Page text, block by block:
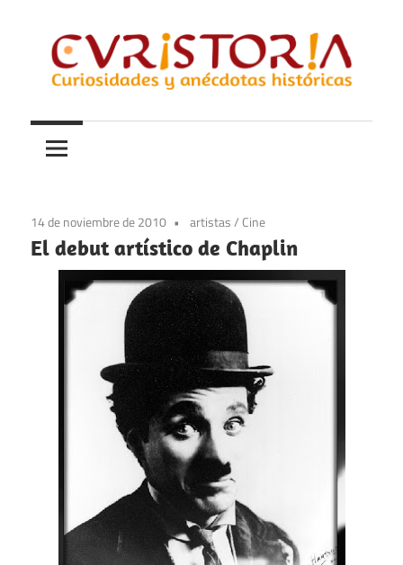
contenido
Curistoria
y
anécdotas
historia
14 de noviembre de 2010 artistas/ Cine
El debut artístico de Chaplin